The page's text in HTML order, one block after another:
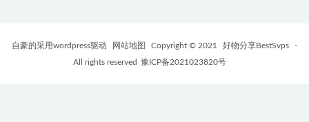
自豪的采用wordpress驱动 网站地图 Copyright © 2021 好物分享BestSvps
-
All rights reserved 豫ICP备2021023820号